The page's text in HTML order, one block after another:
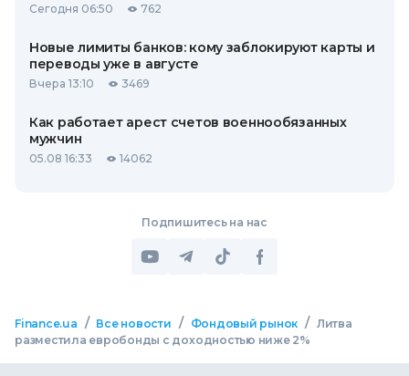
Сегодня 06:50 762
Новые лимиты банков: кому заблокируют карты и
переводы уже в августе
Вчера 13:10 3469
Как работает арест счетов военнообязанных
мужчин
05.08 16:33 14062
Подпишитесь на нас
Finance.ua / Все новости / Фондовый рынок / Литва
разместила евробонды с доходностью ниже 2%